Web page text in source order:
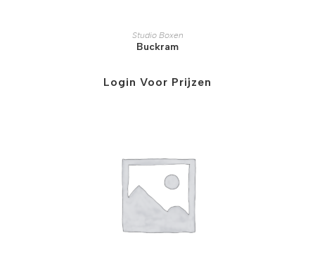
Studio Boxen
Buckram
Login Voor Prijzen